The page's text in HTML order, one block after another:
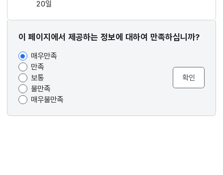
20일
콘텐츠
조사
이 페이지에서 제공하는 정보에 대하여 만족하십니까?
매우만족
만족
보통
불만족
매우불만족